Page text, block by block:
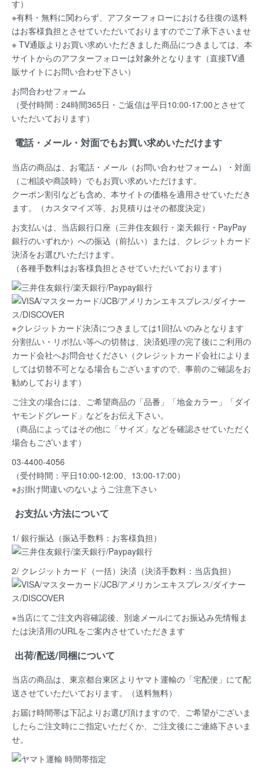
す）
※有料・無料に関わらず、アフターフォローにおける往復の送料
はお客様負担とさせていただいておりますのでご了承下さいませ
※ TV通販よりお買い求めいただきました商品につきましては、本
サイトからのアフターフォローは対象外となります（直接TV通
販サイトにお問い合わせ下さい）
お問合わせフォーム
（受付時間：24時間365日・ご返信は平日10:00-17:00とさせて
いただいております）
電話・メール・対面でもお買い求めいただけます
当店の商品は、お電話・メール（お問い合わせフォーム）・対面
（ご相談や商談時）でもお買い求めいただけます。
クーポン割引なども含め、本サイトの価格を適用させていただき
ます。（カスタマイズ等、お見積りはその都度決定）
お支払いは、当店銀行口座（三井住友銀行・楽天銀行・PayPay
銀行のいずれか）への振込（前払い）または、クレジットカード
決済をお選びいただけます。
（各種手数料はお客様負担とさせていただいております）
※クレジットカード決済につきましては1回払いのみとなります
分割払い・リボ払い等への切替は、決済処理の完了後にご利用の
カード会社へお問合せください（クレジットカード会社によりま
しては切替不可となる場合もございますので、事前のご確認をお
勧めしております）
ご注文の場合には、ご希望商品の 「品番」「地金カラー」「ダイ
ヤモンドグレード」などをお伝え下さい。
（商品によってはその他に「サイズ」などを確認させていただく
場合もございます）
03-4400-4056
（受付時間：平日10:00-12:00、13:00-17:00）
※お掛け間違いのないようご注意下さい
お支払い方法について
1/ 銀行振込（振込手数料：お客様負担）
2/ クレジットカード（一括）決済 （決済手数料：当店負担）
※当店にてご注文内容確認後、別途メールにてお振込み先情報ま
たは決済用のURLをご案内させていただきます
出荷/配送/同梱について
当店の商品は、 東京都台東区よりヤマト運輸の「宅配便」にて配
送させていただいております。（送料無料）
お届け時間帯は下記よりお選び頂けますので、ご希望がございま
したらご注文時にご指定いただくか、ご注文後にご連絡下さいま
せ。